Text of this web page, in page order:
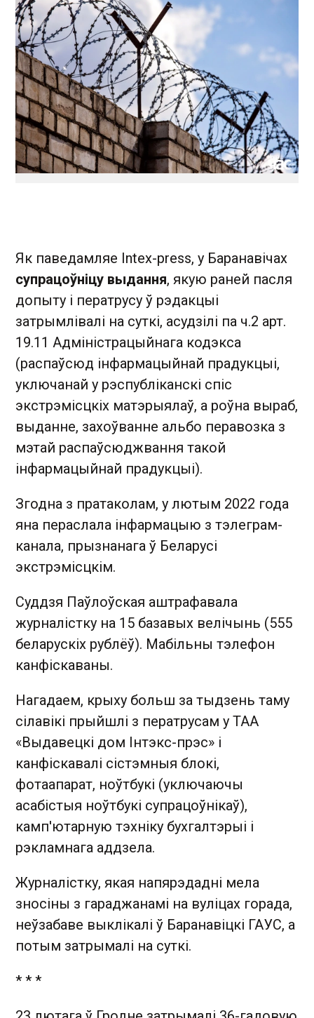
Як паведамляе Intex-press, у Баранавічах
супрацоўніцу выдання, якую раней пасля
допыту і ператрусу ў рэдакцыі
затрымлівалі на суткі, асудзілі па ч.2 арт.
19.11 Адміністрацыйнага кодэкса
(распаўсюд інфармацыйнай прадукцыі,
уключанай у рэспубліканскі спіс
экстрэмісцкіх матэрыялаў, а роўна выраб,
выданне, захоўванне альбо перавозка з
мэтай распаўсюджвання такой
інфармацыйнай прадукцыі).
Згодна з пратаколам, у лютым 2022 года
яна пераслала інфармацыю з тэлеграм-
канала, прызнанага ў Беларусі
экстрэмісцкім.
Суддзя Паўлоўская аштрафавала
журналістку на 15 базавых велічынь (555
беларускіх рублёў). Мабільны тэлефон
канфіскаваны.
Нагадаем, крыху больш за тыдзень таму
сілавікі прыйшлі з ператрусам у ТАА
«Выдавецкі дом Інтэкс-прэс» і
канфіскавалі сістэмныя блокі,
фотаапарат, ноўтбукі (уключаючы
асабістыя ноўтбукі супрацоўнікаў),
камп'ютарную тэхніку бухгалтэрыі і
рэкламнага аддзела.
Журналістку, якая напярэдадні мела
зносіны з гараджанамі на вуліцах горада,
неўзабаве выклікалі ў Баранавіцкі ГАУС, а
потым затрымалі на суткі.
* * *